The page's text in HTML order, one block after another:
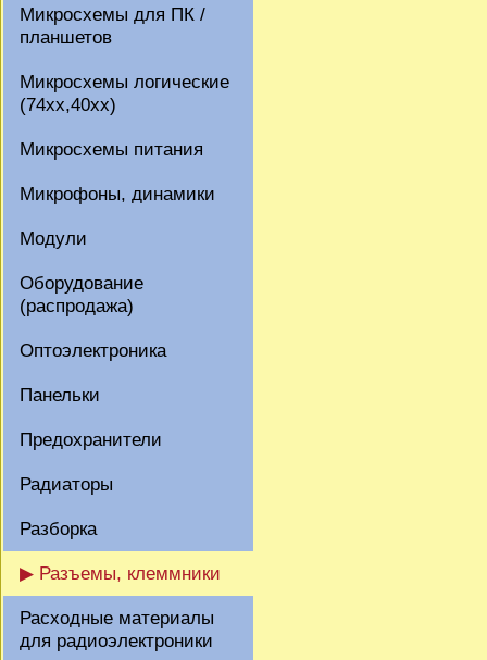
Микросхемы для ПК /
планшетов
Микросхемы логические
(74xx,40xx)
Микросхемы питания
Микрофоны, динамики
Модули
Оборудование
(распродажа)
Оптоэлектроника
Панельки
Предохранители
Радиаторы
Разборка
▶ Разъемы, клеммники
Расходные материалы
для радиоэлектроники